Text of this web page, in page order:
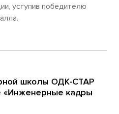
уступив победителю
школы ОДК-СТАР
«Инженерные кадры